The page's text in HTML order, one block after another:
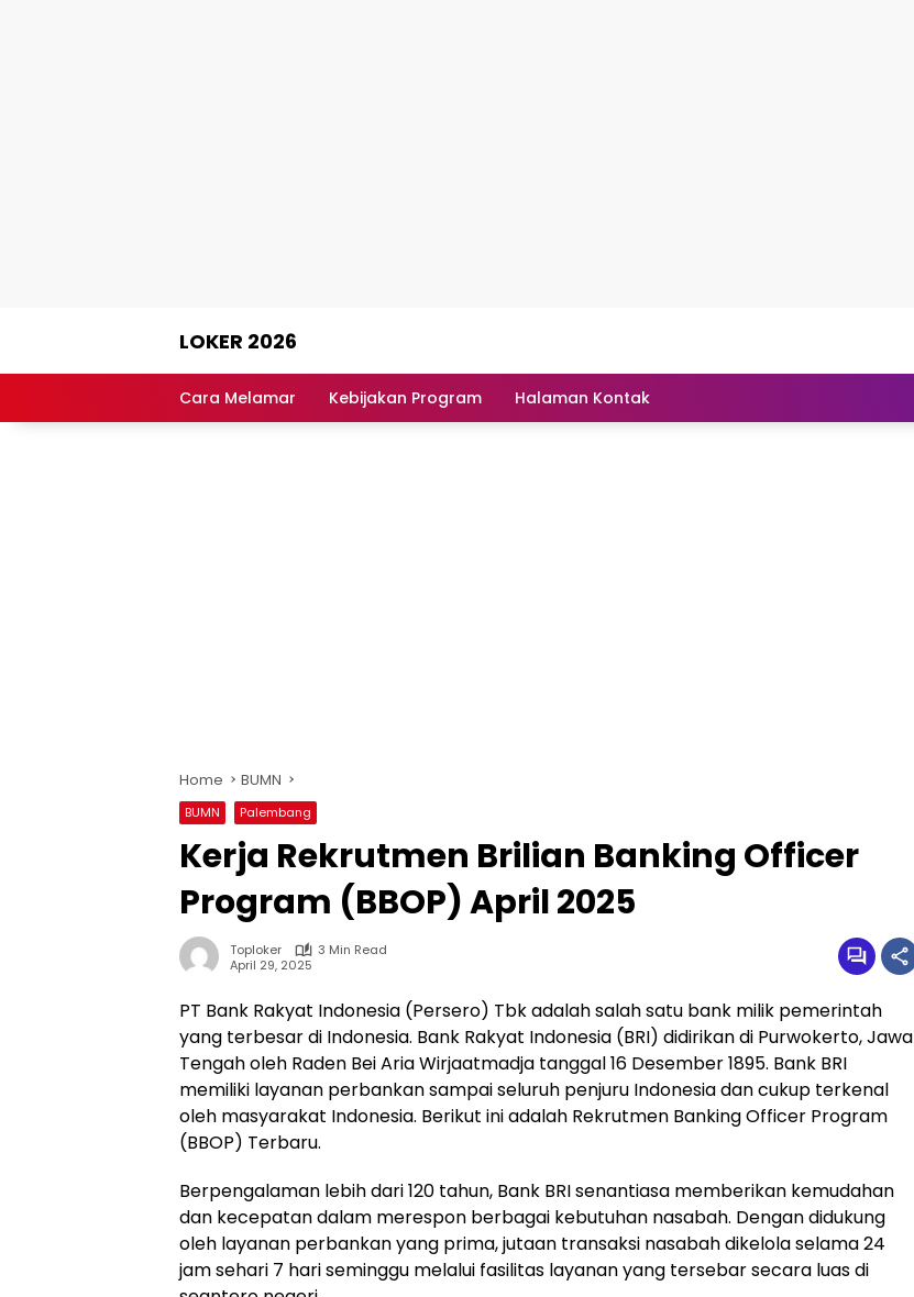
LOKER 2026
Lowongan
Cara Melamar Kebijakan Program Halaman Kontak
Home BUMN
BUMN Palembang
Kerja Rekrutmen Brilian Banking Officer
Program (BBOP) April 2025
Toploker
3 Min Read
April 29, 2025
PT Bank Rakyat Indonesia (Persero) Tbk adalah salah satu bank milik pemerintah
yang terbesar di Indonesia. Bank Rakyat Indonesia (BRI) didirikan di Purwokerto, Jawa
Tengah oleh Raden Bei Aria Wirjaatmadja tanggal 16 Desember 1895. Bank BRI
memiliki layanan perbankan sampai seluruh penjuru Indonesia dan cukup terkenal
oleh masyarakat Indonesia. Berikut ini adalah Rekrutmen Banking Officer Program
(BBOP) Terbaru.
Berpengalaman lebih dari 120 tahun, Bank BRI senantiasa memberikan kemudahan
dan kecepatan dalam merespon berbagai kebutuhan nasabah. Dengan didukung
oleh layanan perbankan yang prima, jutaan transaksi nasabah dikelola selama 24
jam sehari 7 hari seminggu melalui fasilitas layanan yang tersebar secara luas di